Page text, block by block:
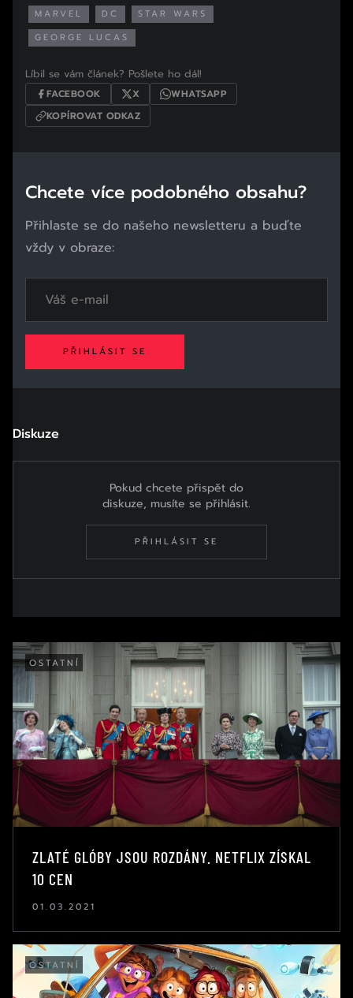
MARVEL DC
STAR WARS
GEORGE LUCAS
Líbil se vám článek? Pošlete ho dál!
FACEBOOK X
WHATSAPP
KOPÍROVAT ODKAZ
Chcete více podobného obsahu?
Přihlaste se do našeho newsletteru a buďte
vždy v obraze:
PŘIHLÁSIT SE
Diskuze
Pokud chcete přispět do
diskuze, musíte se přihlásit.
PŘIHLÁSIT SE
OSTATNÍ
ZLATÉ GLÓBY JSOU ROZDÁNY. NETFLIX ZÍSKAL
10 CEN
01.03.2021
OSTATNÍ